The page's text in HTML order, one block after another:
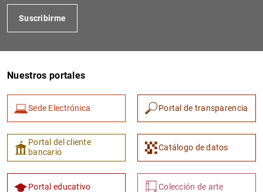
1 2
Suscribirme
Nuestros portales
Sede Electrónica Portal de transparencia
Portal del cliente
bancario
Catálogo de datos
Portal educativo Colección de arte